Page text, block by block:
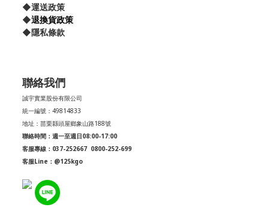
◆運送政策
◆退換貨政策
◆隱私條款
聯絡我們
誠宇實業股份有限公司
統一編號：49814833
地址：苗栗縣頭屋鄉象山路188號
聯絡時間：週一至週日08:00-17:00
客服專線：037-252667 0800-252-699
客服Line：@125kgo